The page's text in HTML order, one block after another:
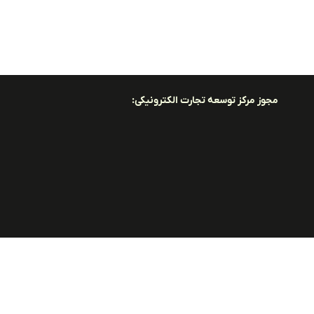
مجوز مرکز توسعه تجارت الکترونیکی: